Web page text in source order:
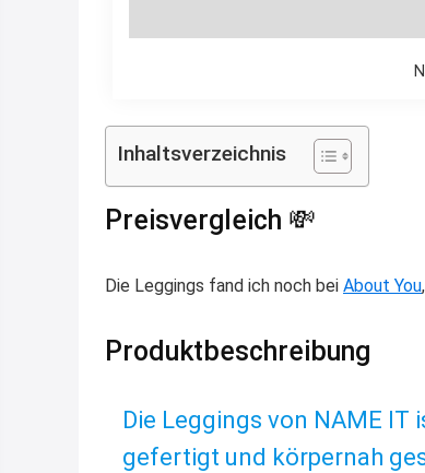
Inhaltsverzeichnis
Preisvergleich 💸
Die Leggings fand ich noch bei About You
Produktbeschreibung
Die Leggings von NAME
gefertigt und körpernah